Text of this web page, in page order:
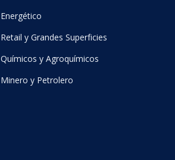
Energético
Retail y Grandes Superficies
Químicos y Agroquímicos
Minero y Petrolero